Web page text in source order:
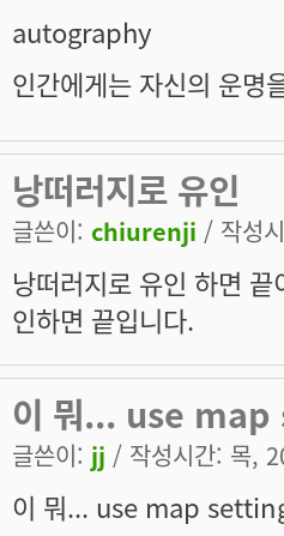
autography
인간에게는 자신의 운명
낭떠러지로 유인
글쓴이: chiurenji / 작성
낭떠러지로 유인 하면
인하면 끝입니다.
이 뭐... use
글쓴이: jj / 작성시간: 목,
이 뭐... use map